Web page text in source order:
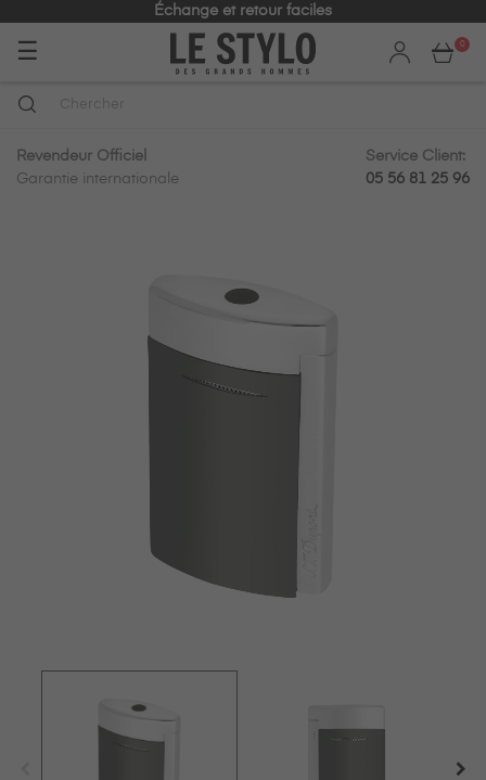
Échange et retour faciles
Basculer
navigation
☰ 0
Revendeur Officiel
Garantie internationale
Service Client:
05 56 81 25 96